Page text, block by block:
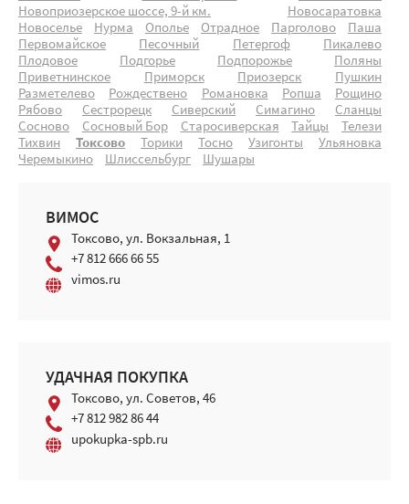
Новоприозерское шоссе, 9-й км.
Новосаратовка
Новоселье
Нурма Ополье Отрадное Парголово
Паша
Первомайское
Песочный Петергоф
Пикалево
Плодовое
Подгорье Подпорожье
Поляны
Приветнинское
Приморск Приозерск
Пушкин
Разметелево
Рождествено Романовка Ропша
Рощино
Рябово
Сестрорецк Сиверский Симагино
Сланцы
Сосново
Сосновый Бор Старосиверская Тайцы
Телези
Тихвин
Токсово Торики Тосно Узигонты
Ульяновка
Черемыкино
Шлиссельбург Шушары
ВИМОС
Токсово, ул. Вокзальная, 1
+7 812 666 66 55
vimos.ru
УДАЧНАЯ ПОКУПКА
Токсово, ул. Советов, 46
+7 812 982 86 44
upokupka-spb.ru